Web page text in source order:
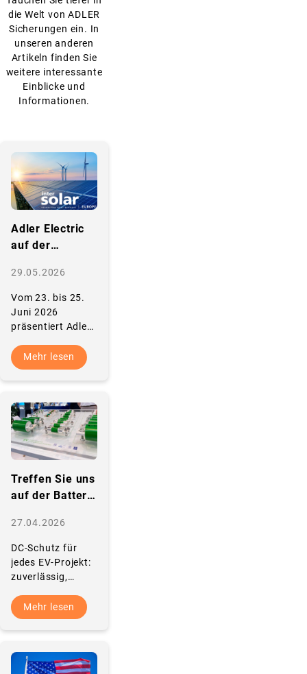
die Welt von ADLER
Sicherungen ein. In
unseren anderen
Artikeln finden Sie
weitere interessante
Einblicke und
Informationen.
Adler Electric
auf der
Europe 2026:
Skalieren ohne
Kompromisse.
Schützen mit
System.
29.05.2026
Vom 23. bis 25.
Juni 2026
präsentiert Adler
zertifizierte DC-
Schutzlösungen
für stabile Netze
wirtschaftliches
Wachstum in…
Mehr lesen
Treffen Sie uns
auf der Battery
2026
27.04.2026
DC-Schutz für
jedes EV-Projekt:
zuverlässig,
geliefert. Vom 09.
bis 11. Juni 2026
ist ADLER
erneut…
Mehr lesen